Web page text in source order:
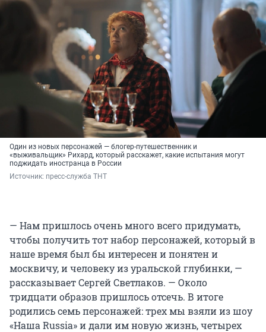
Один из новых персонажей — блогер-путешественник и
«выживальщик» Рихард, который расскажет, какие испытания могут
поджидать иностранца в России
Источник: пресс-служба ТНТ
— Нам пришлось очень много всего придумать,
чтобы получить тот набор персонажей, который в
наше время был бы интересен и понятен и
москвичу, и человеку из уральской глубинки, —
рассказывает Сергей Светлаков. — Около
тридцати образов пришлось отсечь. В итоге
родились семь персонажей: трех мы взяли из шоу
«Наша Russia» и дали им новую жизнь, четырех